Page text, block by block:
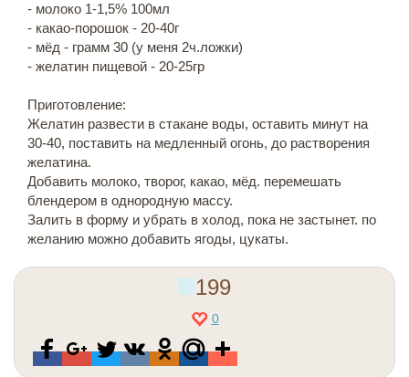
- молоко 1-1,5% 100мл
- какао-порошок - 20-40г
- мёд - грамм 30 (у меня 2ч.ложки)
- желатин пищевой - 20-25гр
Приготовление:
Желатин развести в стакане воды, оставить минут на
30-40, поставить на медленный огонь, до растворения
желатина.
Добавить молоко, творог, какао, мёд. перемешать
блендером в однородную массу.
Залить в форму и убрать в холод, пока не застынет. по
желанию можно добавить ягоды, цукаты.
199
0